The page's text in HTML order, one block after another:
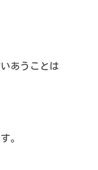
あうことは
。